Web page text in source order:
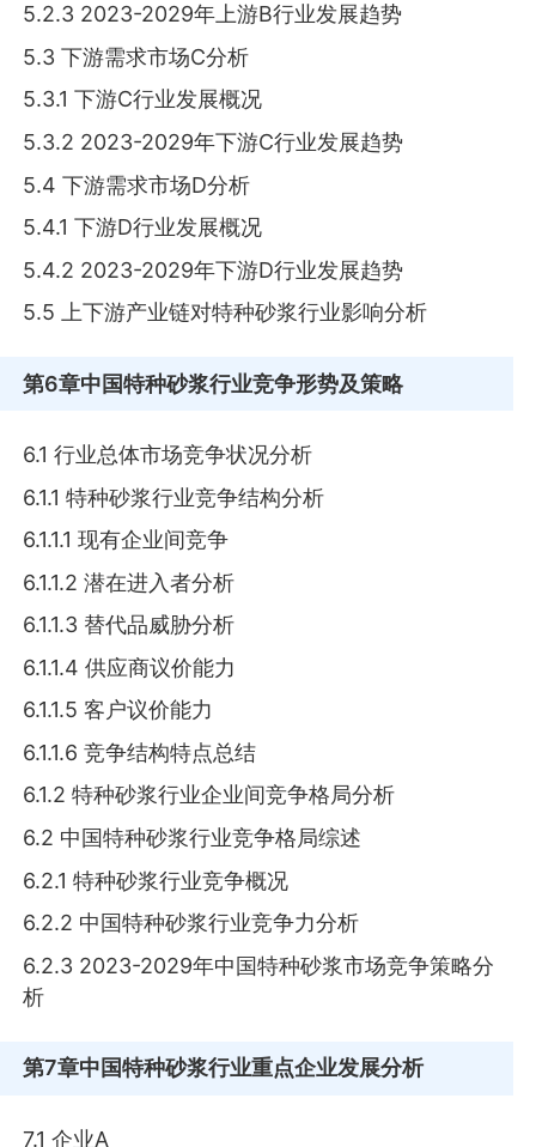
5.2.3 2023-2029年上游B行业发展趋势
5.3 下游需求市场C分析
5.3.1 下游C行业发展概况
5.3.2 2023-2029年下游C行业发展趋势
5.4 下游需求市场D分析
5.4.1 下游D行业发展概况
5.4.2 2023-2029年下游D行业发展趋势
5.5 上下游产业链对特种砂浆行业影响分析
第6章中国特种砂浆行业竞争形势及策略
6.1 行业总体市场竞争状况分析
6.1.1 特种砂浆行业竞争结构分析
6.1.1.1 现有企业间竞争
6.1.1.2 潜在进入者分析
6.1.1.3 替代品威胁分析
6.1.1.4 供应商议价能力
6.1.1.5 客户议价能力
6.1.1.6 竞争结构特点总结
6.1.2 特种砂浆行业企业间竞争格局分析
6.2 中国特种砂浆行业竞争格局综述
6.2.1 特种砂浆行业竞争概况
6.2.2 中国特种砂浆行业竞争力分析
6.2.3 2023-2029年中国特种砂浆市场竞争策略分
析
第7章中国特种砂浆行业重点企业发展分析
7.1 企业A